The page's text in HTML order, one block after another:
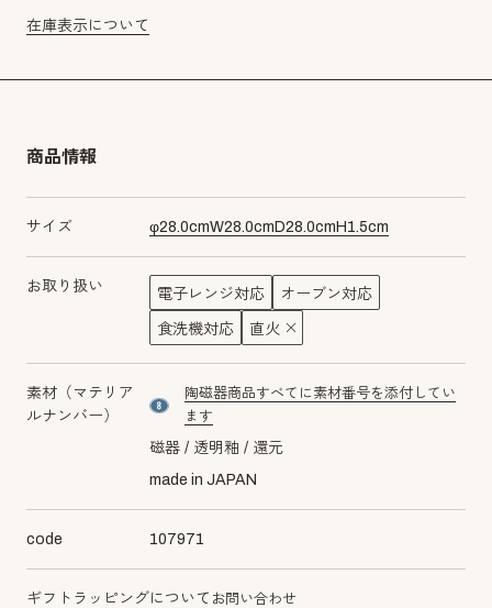
在庫表示について
商品情報
サイズ φ28.0cmW28.0cm D28.0cm H 1.5cm
お取り扱い 電子レンジ対応 オーブン対応
食洗機対応 直火
素材（マテリア
ルナンバー）
material number8
陶磁器商品すべてに素材番号を添付してい
ます
磁器 透明釉
還元
made in JAPAN
code 107971
ギフトラッピングについて お問い合わせ